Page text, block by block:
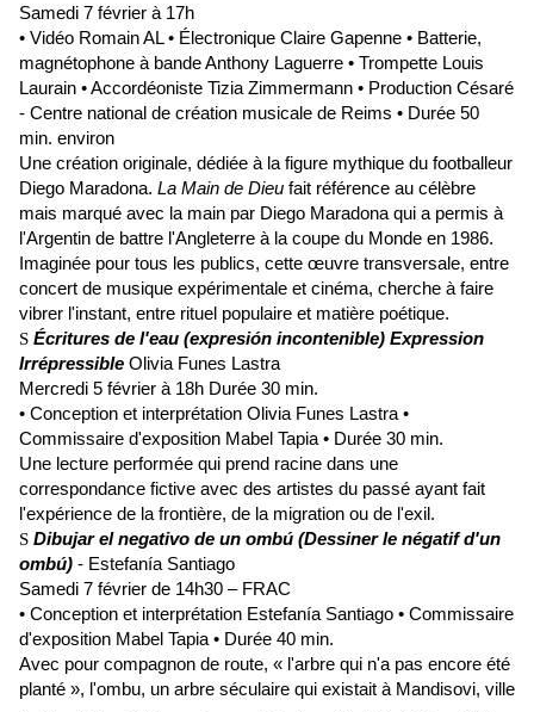
Samedi 7 février à 17h
• Vidéo Romain AL • Électronique Claire Gapenne • Batterie,
magnétophone à bande Anthony Laguerre • Trompette Louis
Laurain • Accordéoniste Tizia Zimmermann • Production Césaré
- Centre national de création musicale de Reims • Durée 50
min. environ
Une création originale, dédiée à la figure mythique du footballeur
Diego Maradona. La Main de Dieu fait référence au célèbre
mais marqué avec la main par Diego Maradona qui a permis à
l'Argentin de battre l'Angleterre à la coupe du Monde en 1986.
Imaginée pour tous les publics, cette œuvre transversale, entre
concert de musique expérimentale et cinéma, cherche à faire
vibrer l'instant, entre rituel populaire et matière poétique.
S Écritures de l'eau (expresión incontenible) Expression
Irrépressible Olivia Funes Lastra
Mercredi 5 février à 18h Durée 30 min.
• Conception et interprétation Olivia Funes Lastra •
Commissaire d'exposition Mabel Tapia • Durée 30 min.
Une lecture performée qui prend racine dans une
correspondance fictive avec des artistes du passé ayant fait
l'expérience de la frontière, de la migration ou de l'exil.
S Dibujar el negativo de un ombú (Dessiner le négatif d'un
ombú) - Estefanía Santiago
Samedi 7 février de 14h30 – FRAC
• Conception et interprétation Estefanía Santiago • Commissaire
d'exposition Mabel Tapia • Durée 40 min.
Avec pour compagnon de route, « l'arbre qui n'a pas encore été
planté », l'ombu, un arbre séculaire qui existait à Mandisovi, ville